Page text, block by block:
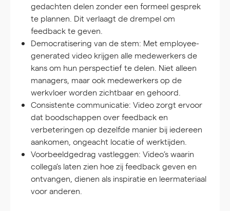
gedachten delen zonder een formeel gesprek
te plannen. Dit verlaagt de drempel om
feedback te geven.
Democratisering van de stem: Met employee-
generated video krijgen alle medewerkers de
kans om hun perspectief te delen. Niet alleen
managers, maar ook medewerkers op de
werkvloer worden zichtbaar en gehoord.
Consistente communicatie: Video zorgt ervoor
dat boodschappen over feedback en
verbeteringen op dezelfde manier bij iedereen
aankomen, ongeacht locatie of werktijden.
Voorbeeldgedrag vastleggen: Video’s waarin
collega’s laten zien hoe zij feedback geven en
ontvangen, dienen als inspiratie en leermateriaal
voor anderen.